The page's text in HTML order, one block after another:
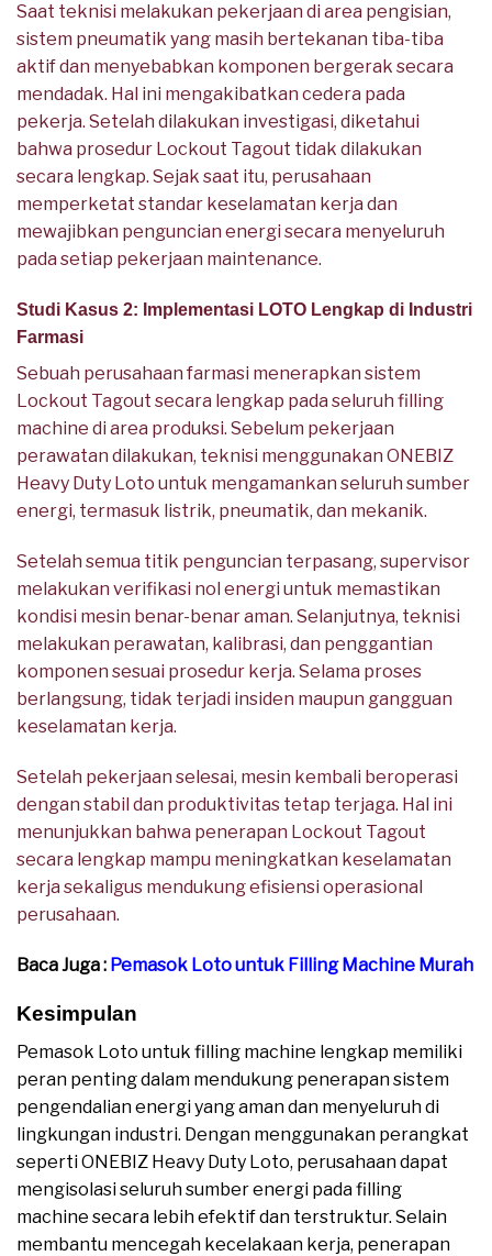
Saat teknisi melakukan pekerjaan di area pengisian,
sistem pneumatik yang masih bertekanan tiba-tiba
aktif dan menyebabkan komponen bergerak secara
mendadak. Hal ini mengakibatkan cedera pada
pekerja. Setelah dilakukan investigasi, diketahui
bahwa prosedur Lockout Tagout tidak dilakukan
secara lengkap. Sejak saat itu, perusahaan
memperketat standar keselamatan kerja dan
mewajibkan penguncian energi secara menyeluruh
pada setiap pekerjaan maintenance.
Studi Kasus 2: Implementasi LOTO Lengkap di Industri
Farmasi
Sebuah perusahaan farmasi menerapkan sistem
Lockout Tagout secara lengkap pada seluruh filling
machine di area produksi. Sebelum pekerjaan
perawatan dilakukan, teknisi menggunakan ONEBIZ
Heavy Duty Loto untuk mengamankan seluruh sumber
energi, termasuk listrik, pneumatik, dan mekanik.
Setelah semua titik penguncian terpasang, supervisor
melakukan verifikasi nol energi untuk memastikan
kondisi mesin benar-benar aman. Selanjutnya, teknisi
melakukan perawatan, kalibrasi, dan penggantian
komponen sesuai prosedur kerja. Selama proses
berlangsung, tidak terjadi insiden maupun gangguan
keselamatan kerja.
Setelah pekerjaan selesai, mesin kembali beroperasi
dengan stabil dan produktivitas tetap terjaga. Hal ini
menunjukkan bahwa penerapan Lockout Tagout
secara lengkap mampu meningkatkan keselamatan
kerja sekaligus mendukung efisiensi operasional
perusahaan.
Baca Juga : Pemasok Loto untuk Filling Machine Murah
Kesimpulan
Pemasok Loto untuk filling machine lengkap memiliki
peran penting dalam mendukung penerapan sistem
pengendalian energi yang aman dan menyeluruh di
lingkungan industri. Dengan menggunakan perangkat
seperti ONEBIZ Heavy Duty Loto, perusahaan dapat
mengisolasi seluruh sumber energi pada filling
machine secara lebih efektif dan terstruktur. Selain
membantu mencegah kecelakaan kerja, penerapan